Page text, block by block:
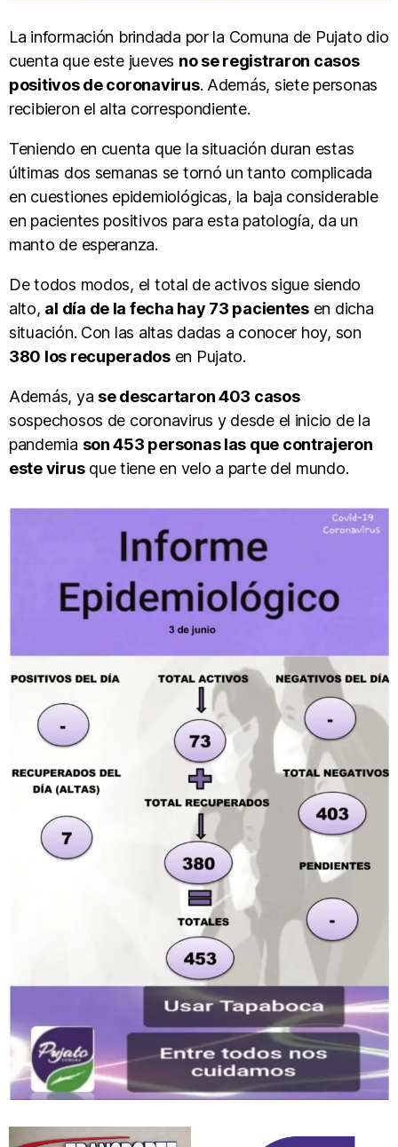
La información brindada por la Comuna de Pujato dio
cuenta que este jueves no se registraron casos
positivos de coronavirus. Además, siete personas
recibieron el alta correspondiente.
Teniendo en cuenta que la situación duran estas
últimas dos semanas se tornó un tanto complicada
en cuestiones epidemiológicas, la baja considerable
en pacientes positivos para esta patología, da un
manto de esperanza.
De todos modos, el total de activos sigue siendo
alto, al día de la fecha hay 73 pacientesen dicha
situación. Con las altas dadas a conocer hoy, son
380 los recuperadosen Pujato.
Además, ya se descartaron 403 casos
sospechosos de coronavirus y desde el inicio de la
pandemia son 453 personas las que contrajeron
este virusque tiene en velo a parte del mundo.